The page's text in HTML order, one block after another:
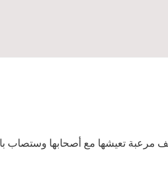
مرعبة تعيشها مع أصحابها وستصاب